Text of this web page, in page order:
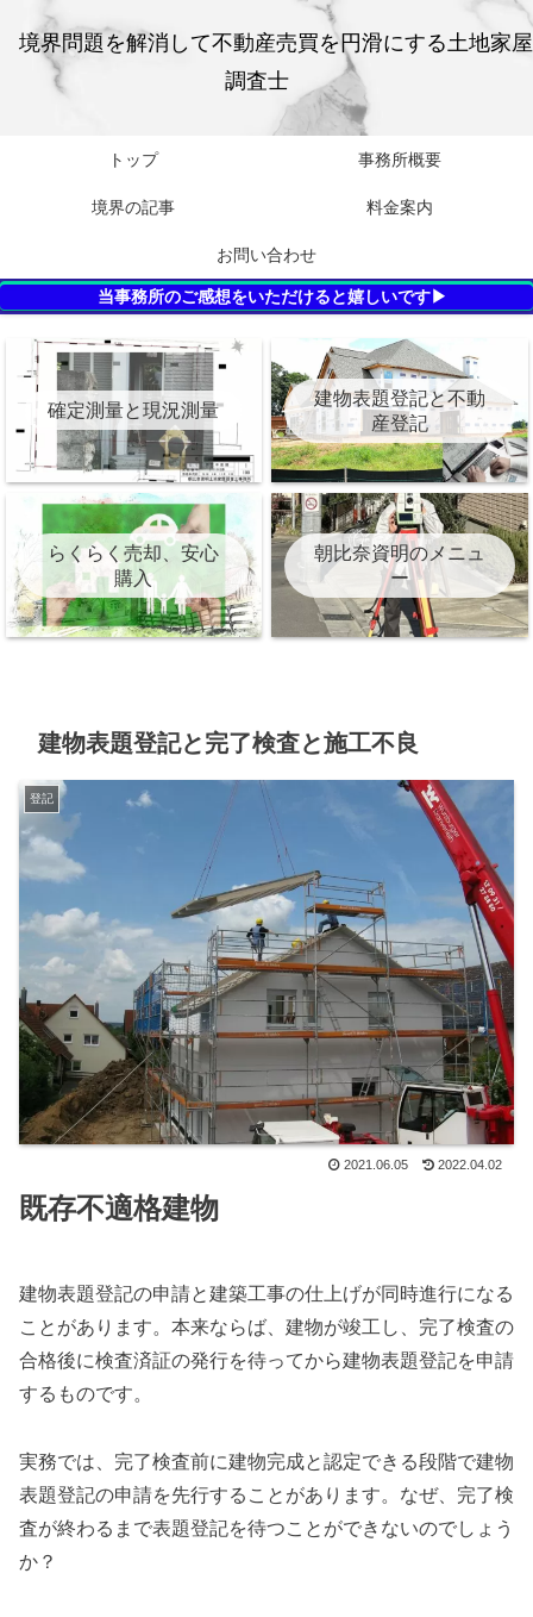
境界問題を解消して不動産売買を円滑にする土地家屋
調査士
トップ 事務所概要
境界の記事 料金案内
お問い合わせ
当事務所のご感想をいただけると嬉しいです▶
確定測量と現況測量
建物表題登記と不動
産登記
らくらく売却、安心
購入
朝比奈資明のメニュ
ー
建物表題登記と完了検査と施工不良
登記
2021.06.05 2022.04.02
既存不適格建物
建物表題登記の申請と建築工事の仕上げが同時進行になる
ことがあります。本来ならば、建物が竣工し、完了検査の
合格後に検査済証の発行を待ってから建物表題登記を申請
するものです。
実務では、完了検査前に建物完成と認定できる段階で建物
表題登記の申請を先行することがあります。なぜ、完了検
査が終わるまで表題登記を待つことができないのでしょう
か？